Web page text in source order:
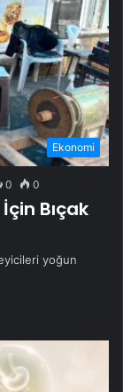
Ekonomi
0 0
Bıçak
yoğun